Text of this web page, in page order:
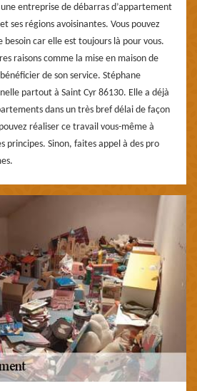
entreprise de débarras d’appartement
ses régions avoisinantes. Vous pouvez
besoin car elle est toujours là pour vous.
raisons comme la mise en maison de
de son service. Stéphane
partout à Saint Cyr 86130. Elle a déjà
dans un très bref délai de façon
réaliser ce travail vous-même à
principes. Sinon, faites appel à des pro